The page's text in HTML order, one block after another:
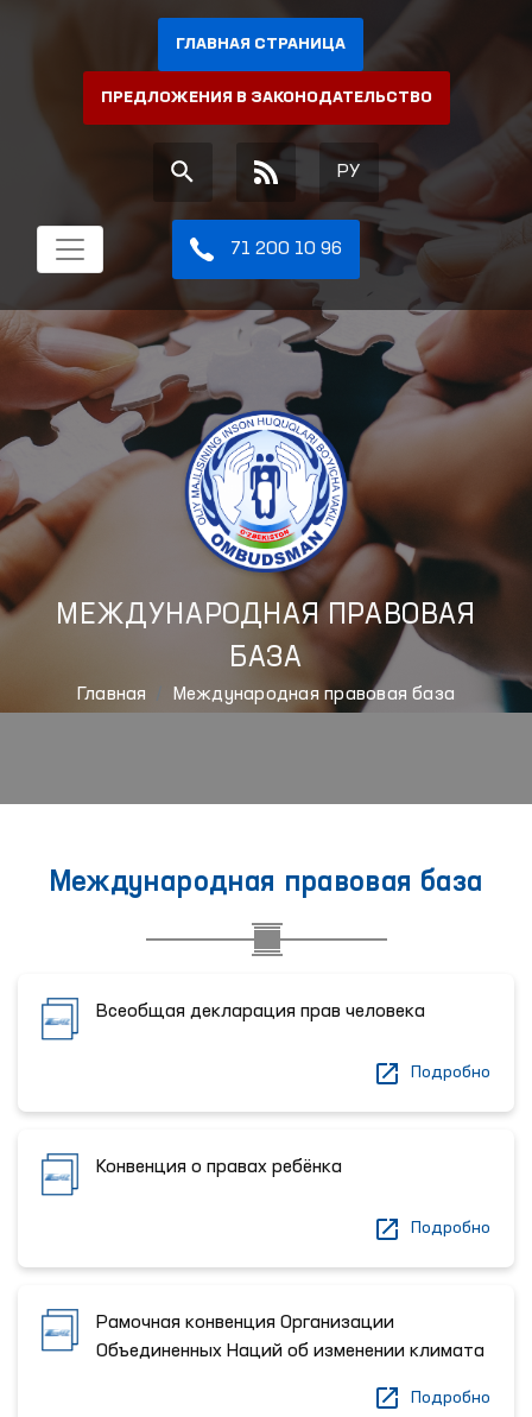
ГЛАВНАЯ СТРАНИЦА
ПРЕДЛОЖЕНИЯ В ЗАКОНОДАТЕЛЬСТВО
РУ
71 200 10 96
МЕЖДУНАРОДНАЯ ПРАВОВАЯ
БАЗА
Главная Международная правовая база
Международная правовая база
Всеобщая декларация прав человека
Подробно
Конвенция о правах ребёнка
Подробно
Рамочная конвенция Организации
Объединенных Наций об изменении климата
Подробно